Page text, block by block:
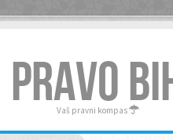
PRAVO
Vaš pravni kompas